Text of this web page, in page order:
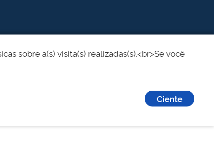
sobre a(s) visita(s) realizadas(s).<br>Se você
Ciente